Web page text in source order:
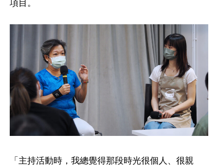
項目。
「主持活動時，我總覺得那段時光很個人、很親